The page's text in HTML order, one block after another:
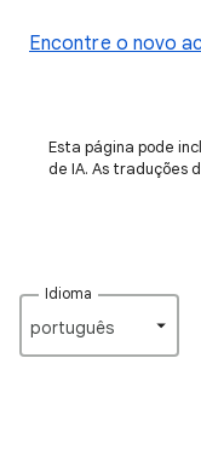
Encontre o novo
Esta página pode
de IA. As traduções
Idioma
português‎